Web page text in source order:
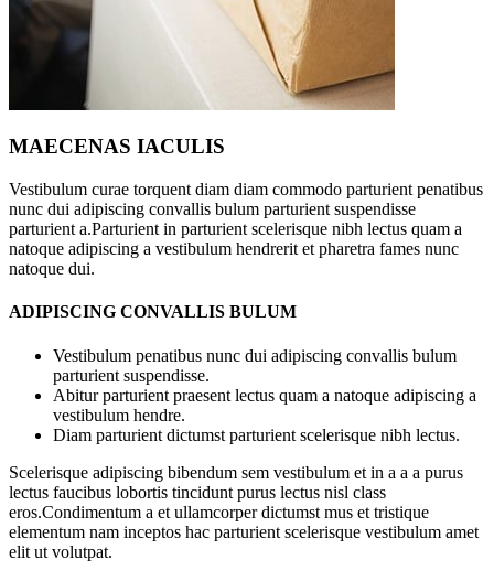
MAECENAS IACULIS
Vestibulum curae torquent diam diam commodo parturient penatibus
nunc dui adipiscing convallis bulum parturient suspendisse
parturient a.Parturient in parturient scelerisque nibh lectus quam a
natoque adipiscing a vestibulum hendrerit et pharetra fames nunc
natoque dui.
ADIPISCING CONVALLIS BULUM
Vestibulum penatibus nunc dui adipiscing convallis bulum
parturient suspendisse.
Abitur parturient praesent lectus quam a natoque adipiscing a
vestibulum hendre.
Diam parturient dictumst parturient scelerisque nibh lectus.
Scelerisque adipiscing bibendum sem vestibulum et in a a a purus
lectus faucibus lobortis tincidunt purus lectus nisl class
eros.Condimentum a et ullamcorper dictumst mus et tristique
elementum nam inceptos hac parturient scelerisque vestibulum amet
elit ut volutpat.